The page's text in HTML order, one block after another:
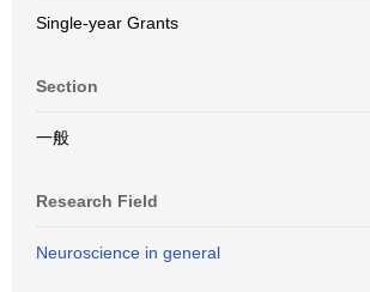
Single-year Grants
Section
一般
Research Field
Neuroscience in general